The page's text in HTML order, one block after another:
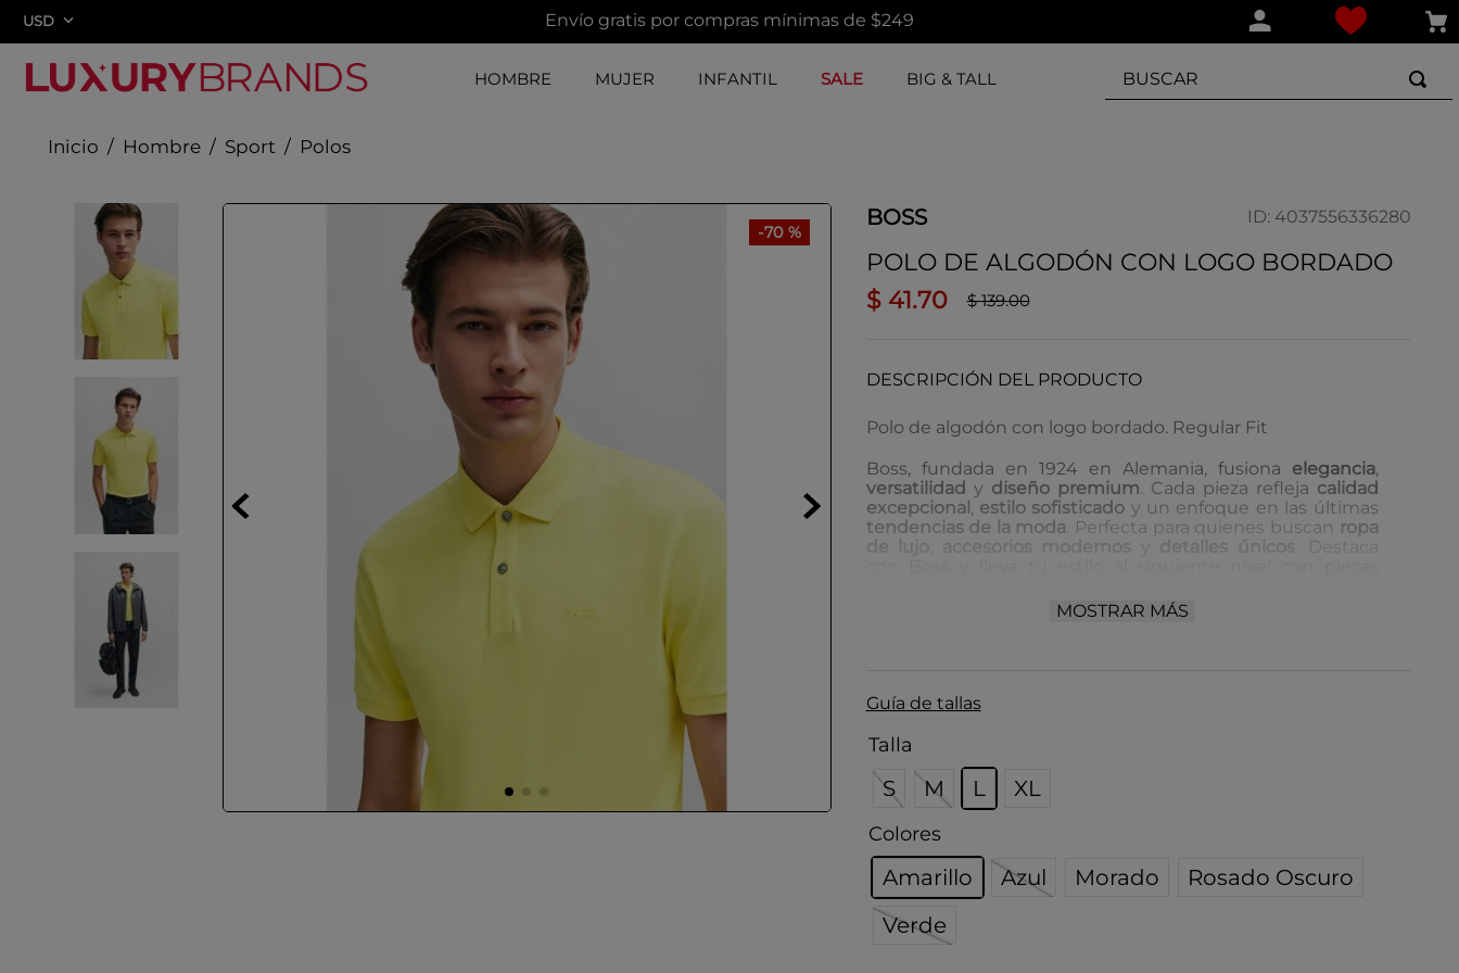
Envío gratis por compras mínimas de $249
USD
HOMBRE MUJER INFANTIL SALE BIG & TALL
BUSCAR
Hombre Sport Polos
-70 %
BOSS ID: 4037556336280
POLO DE ALGODÓN CON LOGO BORDADO
$ 41.70 $ 139.00
DESCRIPCIÓN DEL PRODUCTO
Polo de algodón con logo bordado. Regular Fit
Boss, fundada en 1924 en Alemania, fusiona elegancia,
versatilidad y diseño premium. Cada pieza refleja calidad
excepcional , estilo sofisticado y un enfoque en las últimas
tendencias de la moda. Perfecta para quienes buscan ropa
de lujo
accesorios modernos detalles únicos
. Destaca
MOSTRAR MÁS
Guía de tallas
Talla
S M L XL
Colores
Amarillo Azul Morado
Rosado Oscuro
Verde